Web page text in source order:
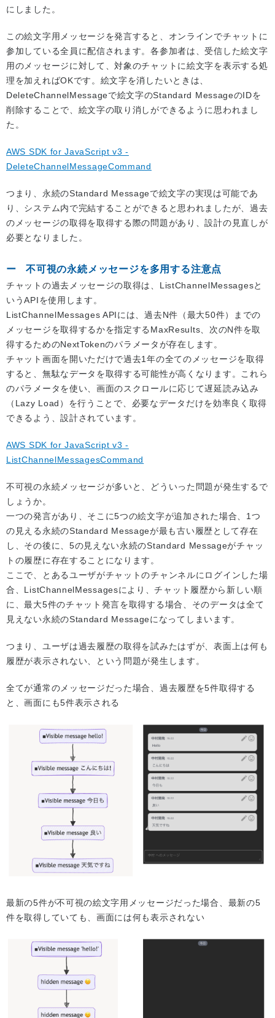
にしました。
この絵文字用メッセージを発言すると、オンラインでチャットに
参加している全員に配信されます。各参加者は、受信した絵文字
用のメッセージに対して、対象のチャットに絵文字を表示する処
理を加えればOKです。絵文字を消したいときは、
DeleteChannelMessageで絵文字のStandard MessageのIDを
削除することで、絵文字の取り消しができるように思われまし
た。
AWS SDK for JavaScript v3 -
DeleteChannelMessageCommand
つまり、永続のStandard Messageで絵文字の実現は可能であ
り、システム内で完結することができると思われましたが、過去
のメッセージの取得を取得する際の問題があり、設計の見直しが
必要となりました。
不可視の永続メッセージを多用する注意点
チャットの過去メッセージの取得は、ListChannelMessagesと
いうAPIを使用します。
ListChannelMessages APIには、過去N件（最大50件）までの
メッセージを取得するかを指定するMaxResults、次のN件を取
得するためのNextTokenのパラメータが存在します。
チャット画面を開いただけで過去1年の全てのメッセージを取得
すると、無駄なデータを取得する可能性が高くなります。これら
のパラメータを使い、画面のスクロールに応じて遅延読み込み
（Lazy Load）を行うことで、必要なデータだけを効率良く取得
できるよう、設計されています。
AWS SDK for JavaScript v3 -
ListChannelMessagesCommand
不可視の永続メッセージが多いと、どういった問題が発生するで
しょうか。
一つの発言があり、そこに5つの絵文字が追加された場合、1つ
の見える永続のStandard Messageが最も古い履歴として存在
し、その後に、5の見えない永続のStandard Messageがチャッ
トの履歴に存在することになります。
ここで、とあるユーザがチャットのチャンネルにログインした場
合、ListChannelMessagesにより、チャット履歴から新しい順
に、最大5件のチャット発言を取得する場合、そのデータは全て
見えない永続のStandard Messageになってしまいます。
つまり、ユーザは過去履歴の取得を試みたはずが、表面上は何も
履歴が表示されない、という問題が発生します。
全てが通常のメッセージだった場合、過去履歴を5件取得する
と、画面にも5件表示される
最新の5件が不可視の絵文字用メッセージだった場合、最新の5
件を取得していても、画面には何も表示されない